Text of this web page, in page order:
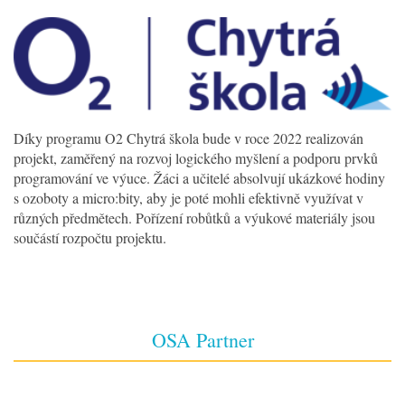
Díky programu O2 Chytrá škola bude v roce 2022 realizován
projekt, zaměřený na rozvoj logického myšlení a podporu prvků
programování ve výuce. Žáci a učitelé absolvují ukázkové hodiny
s ozoboty a micro:bity, aby je poté mohli efektivně využívat v
různých předmětech. Pořízení robůtků a výukové materiály jsou
součástí rozpočtu projektu.
OSA Partner